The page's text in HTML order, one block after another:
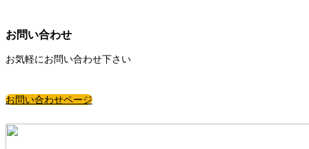
お問い合わせ
お気軽にお問い合わせ下さい
お問い合わせページ